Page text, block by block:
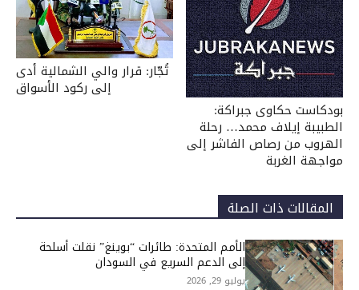
بودكاست حكاوى جبراكة:
الطبيبة إيلاف محمد… رحلة
الهروب من رصاص الفاشر إلى
مواجهة الغربة
تُجّار: قرار والي الشمالية أدى
إلى ركود الأسواق
المقالات ذات الصلة
الأمم المتحدة: طائرات “بوينغ” نقلت أسلحة
إلى الدعم السريع في السودان
يوليو 29, 2026